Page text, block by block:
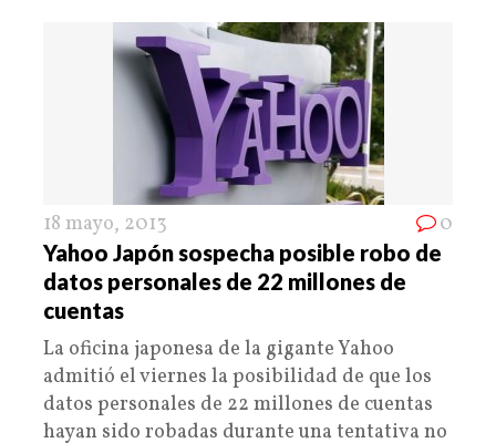
18 mayo, 2013 0
Yahoo Japón sospecha posible robo de
datos personales de 22 millones de
cuentas
La oficina japonesa de la gigante Yahoo
admitió el viernes la posibilidad de que los
datos personales de 22 millones de cuentas
hayan sido robadas durante una tentativa no